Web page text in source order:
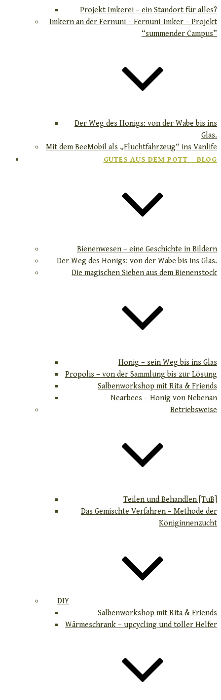
Projekt Imkerei – ein Standort für alles?
Imkern an der Fernuni – Fernuni-Imker – Projekt
“summender Campus”
Der Weg des Honigs: von der Wabe bis ins
Glas.
Mit dem BeeMobil als „Fluchtfahrzeug“ ins Vanlife
GUTES AUS DEM POTT – BLOG
Bienenwesen – eine Geschichte in Bildern
Der Weg des Honigs: von der Wabe bis ins Glas.
Die magischen Sieben aus dem Bienenstock
Honig – sein Weg bis ins Glas
Propolis – von der Sammlung bis zur Lösung
Salbenworkshop mit Rita & Friends
Nearbees – Honig von Nebenan
Betriebsweise
Teilen und Behandlen [TuB]
Das Gemischte Verfahren – Methode der
Königinnenzucht
DIY
Salbenworkshop mit Rita & Friends
Wärmeschrank – upcycling und toller Helfer